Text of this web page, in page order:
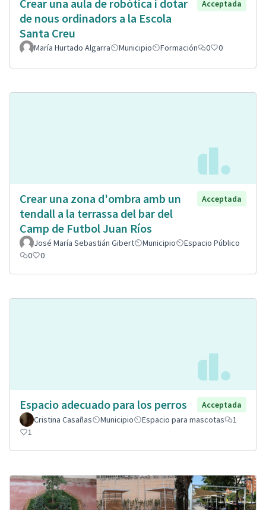
Crear una aula de robòtica i dotar
de nous ordinadors a la Escola
Santa Creu
Acceptada
María Hurtado Algarra Municipio Formación 0 0
Crear una zona d'ombra amb un
tendall a la terrassa del bar del
Camp de Futbol Juan Ríos
Acceptada
José María Sebastián Gibert Municipio
Espacio Público
0
0
Espacio adecuado para los perros
Acceptada
Cristina Casañas
Municipio Espacio para mascotas
1
1